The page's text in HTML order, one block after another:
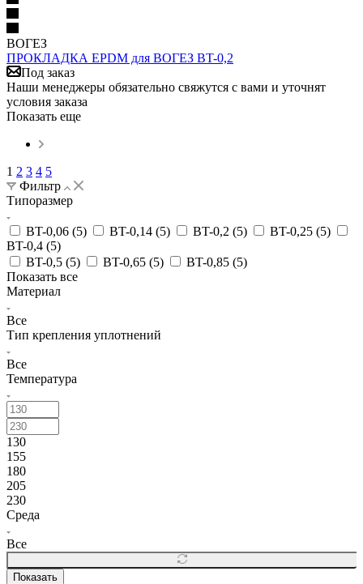
ВОГЕЗ
ПРОКЛАДКА EPDM для ВОГЕЗ BT-0,2
Под заказ
Наши менеджеры обязательно свяжутся с вами и уточнят
условия заказа
Показать еще
1 2 3 4 5
Фильтр
Типоразмер
BT-0,06 (5) BT-0,14 (5) BT-0,2 (5) BT-0,25 (5)
BT-0,4 (5)
BT-0,5 (5) BT-0,65 (5) BT-0,85 (5)
Показать все
Материал
Все
Тип крепления уплотнений
Все
Температура
130
155
180
205
230
Среда
Все
Показать